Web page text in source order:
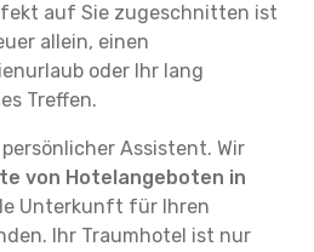
auf Sie zugeschnitten ist
allein, einen
oder Ihr lang
Treffen.
Assistent. Wir
von Hotelangeboten in
Unterkunft für Ihren
Ihr Traumhotel ist nur